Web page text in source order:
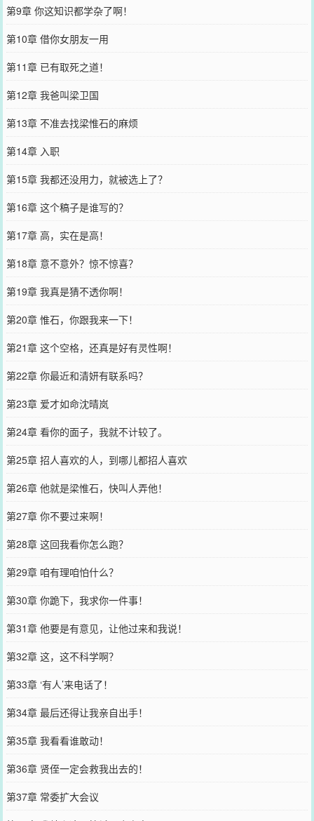
第9章 你这知识都学杂了啊！
第10章 借你女朋友一用
第11章 已有取死之道！
第12章 我爸叫梁卫国
第13章 不准去找梁惟石的麻烦
第14章 入职
第15章 我都还没用力，就被选上了？
第16章 这个稿子是谁写的？
第17章 高，实在是高！
第18章 意不意外？惊不惊喜？
第19章 我真是猜不透你啊！
第20章 惟石，你跟我来一下！
第21章 这个空格，还真是好有灵性啊！
第22章 你最近和清妍有联系吗？
第23章 爱才如命沈晴岚
第24章 看你的面子，我就不计较了。
第25章 招人喜欢的人，到哪儿都招人喜欢
第26章 他就是梁惟石，快叫人弄他！
第27章 你不要过来啊！
第28章 这回我看你怎么跑？
第29章 咱有理咱怕什么？
第30章 你跪下，我求你一件事！
第31章 他要是有意见，让他过来和我说！
第32章 这，这不科学啊？
第33章 ‘有人’来电话了！
第34章 最后还得让我亲自出手！
第35章 我看看谁敢动！
第36章 贤侄一定会救我出去的！
第37章 常委扩大会议